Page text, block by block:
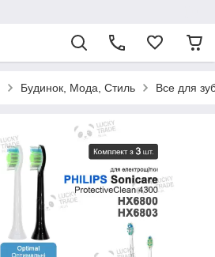
Будинок, Мода, Стиль Все для